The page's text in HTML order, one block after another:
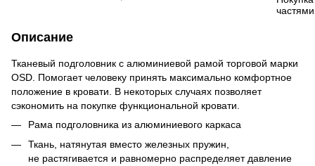
Описание
Тканевый подголовник с алюминиевой рамой торговой марки
OSD. Помогает человеку принять максимально комфортное
положение в кровати. В некоторых случаях позволяет
сэкономить на покупке функциональной кровати.
Рама подголовника из алюминиевого каркаса
Ткань, натянутая вместо железных пружин,
не растягивается и равномерно распределяет давление